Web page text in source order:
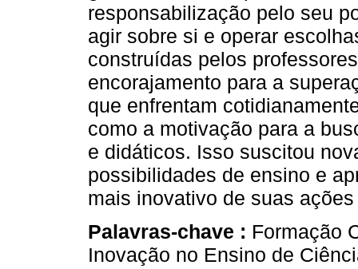
responsabilização pelo seu
agir sobre si e operar
construídas pelos
encorajamento para a
que enfrentam
como a motivação para a
e didáticos. Isso suscitou
possibilidades de ensino e
mais inovativo de suas
Palavras-chave : Formação
Inovação no Ensino de